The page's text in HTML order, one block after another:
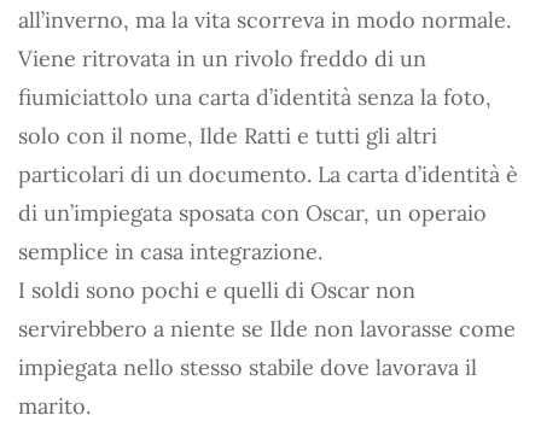
all’inverno, ma la vita scorreva in modo normale.
Viene ritrovata in un rivolo freddo di un
fiumiciattolo una carta d’identità senza la foto,
solo con il nome, Ilde Ratti e tutti gli altri
particolari di un documento. La carta d’identità è
di un’impiegata sposata con Oscar, un operaio
semplice in casa integrazione.
I soldi sono pochi e quelli di Oscar non
servirebbero a niente se Ilde non lavorasse come
impiegata nello stesso stabile dove lavorava il
marito.